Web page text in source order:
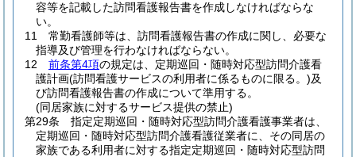
容等を記載した訪問看護報告書を作成しなければならな
い。
11
常勤看護師等は、訪問看護報告書の作成に関し、必要な
指導及び管理を行わなければならない。
12
前条第4項の規定は、定期巡回・随時対応型訪問介護看
護計画(訪問看護サービスの利用者に係るものに限る。)及
び訪問看護報告書の作成について準用する。
(同居家族に対するサービス提供の禁止)
第29条
指定定期巡回・随時対応型訪問介護看護事業者は、
定期巡回・随時対応型訪問介護看護従業者に、その同居の
家族である利用者に対する指定定期巡回・随時対応型訪問